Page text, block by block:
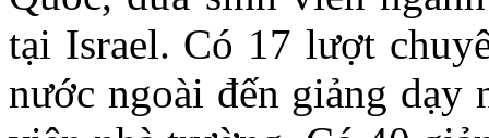
tại Israel. Có 17 lượt
nước ngoài đến giảng dạy